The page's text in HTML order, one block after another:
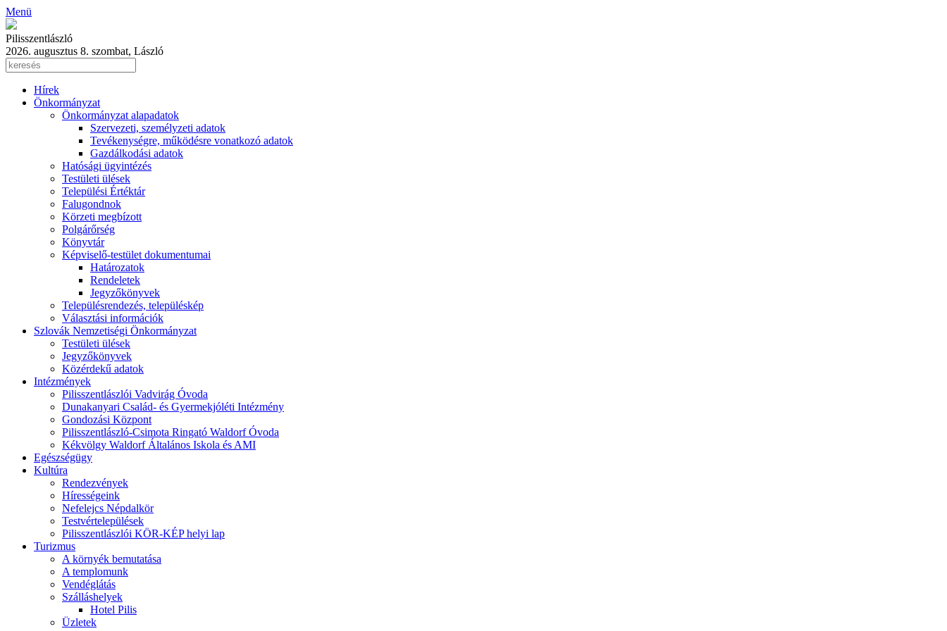
Menü
Pilisszentlászló
2026. augusztus 8. szombat, László
Hírek
Önkormányzat
Önkormányzat alapadatok
Szervezeti, személyzeti adatok
Tevékenységre, működésre vonatkozó adatok
Gazdálkodási adatok
Hatósági ügyintézés
Testületi ülések
Települési Értéktár
Falugondnok
Körzeti megbízott
Polgárőrség
Könyvtár
Képviselő-testület dokumentumai
Határozatok
Rendeletek
Jegyzőkönyvek
Településrendezés, településkép
Választási információk
Szlovák Nemzetiségi Önkormányzat
Testületi ülések
Jegyzőkönyvek
Közérdekű adatok
Intézmények
Pilisszentlászlói Vadvirág Óvoda
Dunakanyari Család- és Gyermekjóléti Intézmény
Gondozási Központ
Pilisszentlászló-Csimota Ringató Waldorf Óvoda
Kékvölgy Waldorf Általános Iskola és AMI
Egészségügy
Kultúra
Rendezvények
Hírességeink
Nefelejcs Népdalkör
Testvértelepülések
Pilisszentlászlói KÖR-KÉP helyi lap
Turizmus
A környék bemutatása
A templomunk
Vendéglátás
Szálláshelyek
Hotel Pilis
Üzletek